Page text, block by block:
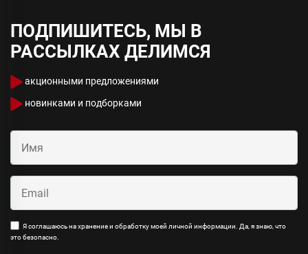
ПОДПИШИТЕСЬ, МЫ В
РАССЫЛКАХ ДЕЛИМСЯ
акционными предложениями
новинками и подборками
Я соглашаюсь на хранение и обработку моей личной информации. Да, я знаю, что
это безопасно.